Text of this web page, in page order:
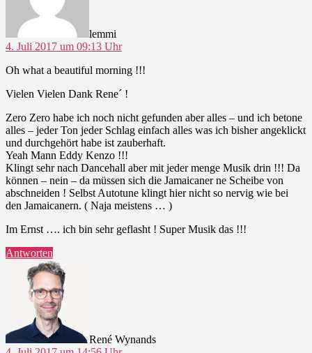
lemmi
4. Juli 2017 um 09:13 Uhr
Oh what a beautiful morning !!!
Vielen Vielen Dank Rene´ !
Zero Zero habe ich noch nicht gefunden aber alles – und ich betone
alles – jeder Ton jeder Schlag einfach alles was ich bisher angeklickt
und durchgehört habe ist zauberhaft.
Yeah Mann Eddy Kenzo !!!
Klingt sehr nach Dancehall aber mit jeder menge Musik drin !!! Da
können – nein – da müssen sich die Jamaicaner ne Scheibe von
abschneiden ! Selbst Autotune klingt hier nicht so nervig wie bei
den Jamaicanern. ( Naja meistens … )
Im Ernst …. ich bin sehr geflasht ! Super Musik das !!!
Antworten
René Wynands